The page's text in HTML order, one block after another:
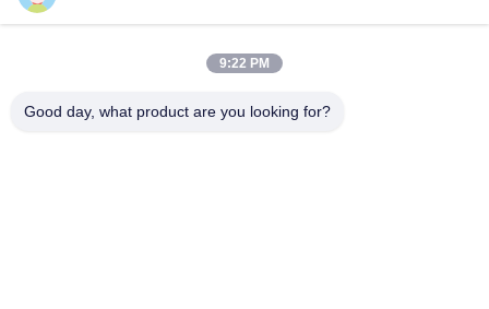
耐火性ポリエステル ステープルファイバー
空の活用されたポリエステル ステープル ファイバ
9:22 PM
Good day, what product are you looking for?